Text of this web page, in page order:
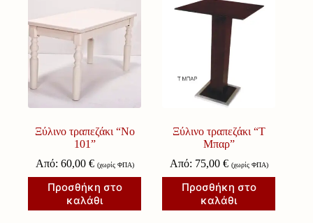
Ξύλινο τραπεζάκι “Νο
101”
Από: 60,00 € (χωρίς ΦΠΑ)
Προσθήκη στο
καλάθι
Ξύλινο τραπεζάκι “Τ
Μπαρ”
Από: 75,00 € (χωρίς ΦΠΑ)
Προσθήκη στο
καλάθι